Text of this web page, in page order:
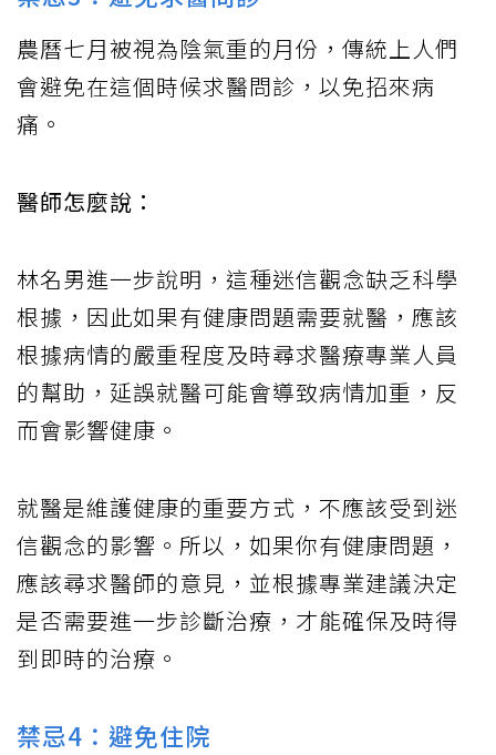
農曆七月被視為陰氣重的月份，傳統上人們
會避免在這個時候求醫問診，以免招來病
痛。
醫師怎麼說：
林名男進一步說明，這種迷信觀念缺乏科學
根據，因此如果有健康問題需要就醫，應該
根據病情的嚴重程度及時尋求醫療專業人員
的幫助，延誤就醫可能會導致病情加重，反
而會影響健康。
就醫是維護健康的重要方式，不應該受到迷
信觀念的影響。所以，如果你有健康問題，
應該尋求醫師的意見，並根據專業建議決定
是否需要進一步診斷治療，才能確保及時得
到即時的治療。
禁忌4：避免住院